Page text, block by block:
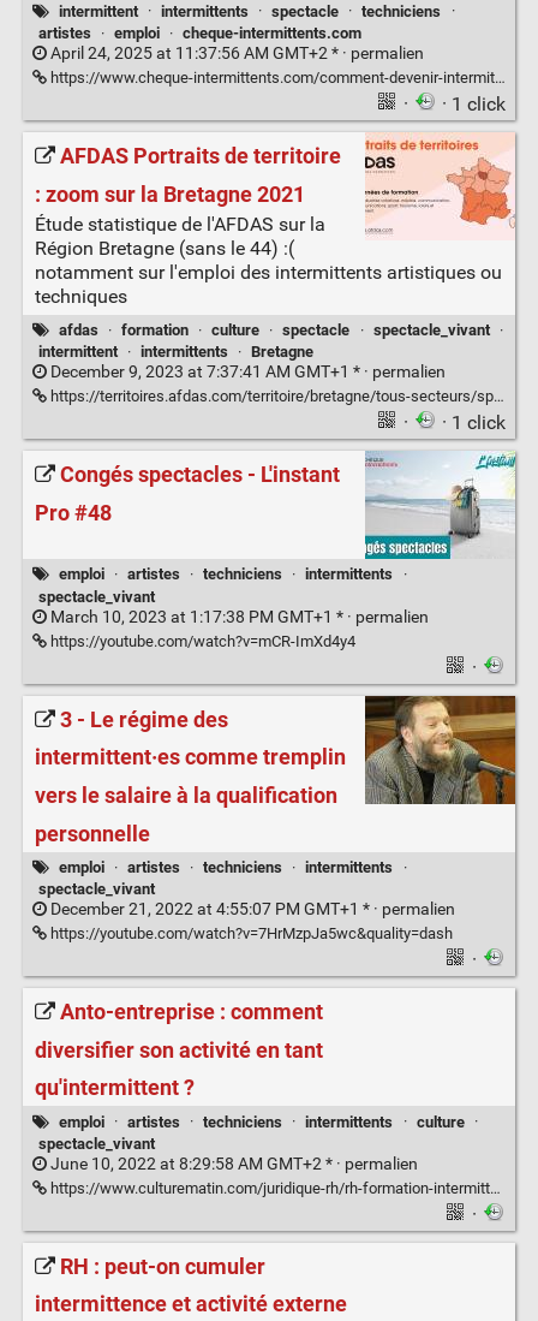
intermittent · intermittents · spectacle · techniciens
·
artistes
· emploi · cheque-intermittents.com
April 24, 2025 at 11:37:56 AM GMT+2 * · permalien
https://www.cheque-intermittents.com/comment-devenir-intermittent-du-spectacle-en-2025/
· · 1 click
AFDAS Portraits de territoire
: zoom sur la Bretagne 2021
Étude statistique de l'AFDAS sur la
Région Bretagne (sans le 44) :(
notamment sur l'emploi des intermittents artistiques ou
techniques
afdas · formation · culture · spectacle · spectacle_vivant
·
intermittent
· intermittents · Bretagne
December 9, 2023 at 7:37:41 AM GMT+1 * · permalien
https://territoires.afdas.com/territoire/bretagne/tous-secteurs/specifiques/#specifiques-intermittents;2021;intermittents-indicateurs;tous-secteurs;france
· · 1 click
Congés spectacles - L'instant
Pro #48
emploi · artistes · techniciens · intermittents
·
spectacle_vivant
March 10, 2023 at 1:17:38 PM GMT+1 * · permalien
https://youtube.com/watch?v=mCR-ImXd4y4
·
3 - Le régime des
intermittent·es comme tremplin
vers le salaire à la qualification
personnelle
emploi · artistes · techniciens · intermittents
·
spectacle_vivant
December 21, 2022 at 4:55:07 PM GMT+1 * · permalien
https://youtube.com/watch?v=7HrMzpJa5wc&quality=dash
·
Anto-entreprise : comment
diversifier son activité en tant
qu'intermittent ?
emploi · artistes · techniciens · intermittents · culture
·
spectacle_vivant
June 10, 2022 at 8:29:58 AM GMT+2 * · permalien
https://www.culturematin.com/juridique-rh/rh-formation-intermittence/pratiques/intermittence-quelles-activites-paralleles-sont-elles-compatibles.html
·
RH : peut-on cumuler
intermittence et activité externe